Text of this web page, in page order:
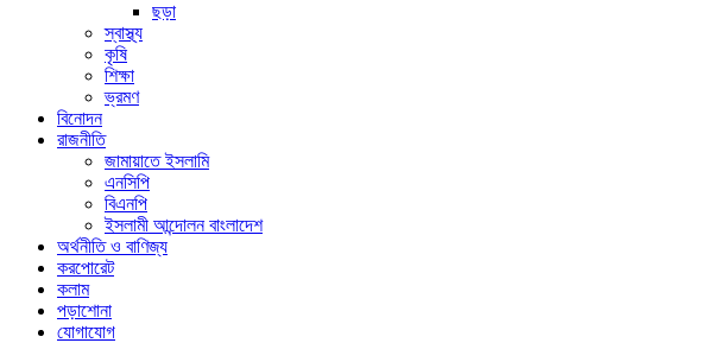
ছড়া
স্বাস্থ্য
কৃষি
শিক্ষা
ভ্রমণ
বিনোদন
রাজনীতি
জামায়াতে ইসলামি
এনসিপি
বিএনপি
ইসলামী আন্দোলন বাংলাদেশ
অর্থনীতি ও বাণিজ্য
করপোরেট
কলাম
পড়াশোনা
যোগাযোগ